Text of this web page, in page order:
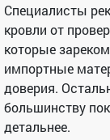
Специалисты
кровли от
которые
импортные
доверия.
большинству
детальнее.